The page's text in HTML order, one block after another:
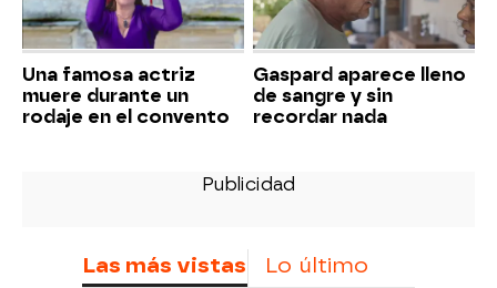
Una famosa actriz
muere durante un
rodaje en el convento
Gaspard aparece lleno
de sangre y sin
recordar nada
Las más vistas Lo último